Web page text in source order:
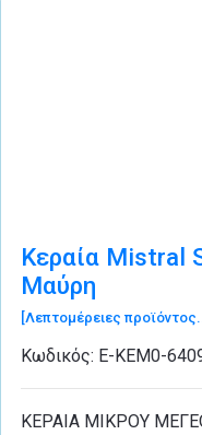
Κεραία Mistral
Μαύρη
[Λεπτομέρειες
Κωδικός: Ε-ΚΕΜ0-
ΚΕΡΑΙΑ ΜΙΚΡΟΥ